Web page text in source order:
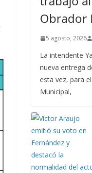
Obrador
5 agosto, 2026
La intendente
nueva entrega
esta vez, para
Municipal,